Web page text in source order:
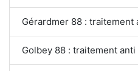
Gérardmer 88 : traitement
Golbey 88 : traitement